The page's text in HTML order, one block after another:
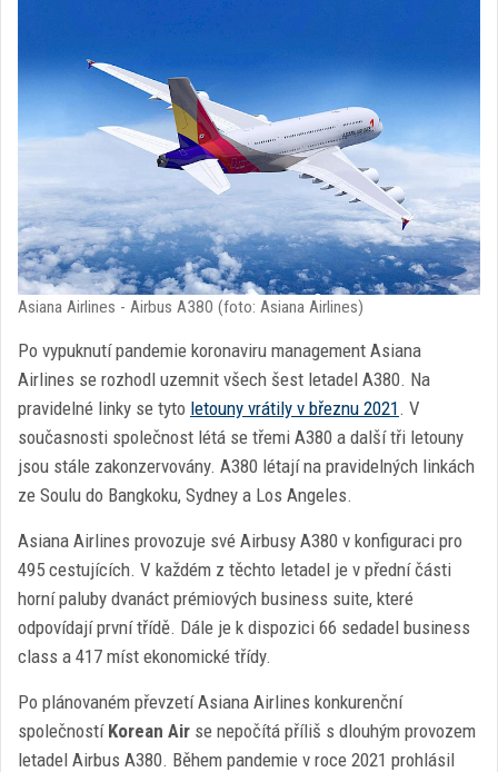
Asiana Airlines - Airbus A380 (foto: Asiana Airlines)
Po vypuknutí pandemie koronaviru management Asiana
Airlines se rozhodl uzemnit všech šest letadel A380. Na
pravidelné linky se tyto letouny vrátily v březnu 2021 . V
současnosti společnost létá se třemi A380 a další tři letouny
jsou stále zakonzervovány. A380 létají na pravidelných linkách
ze Soulu do Bangkoku, Sydney a Los Angeles.
Asiana Airlines provozuje své Airbusy A380 v konfiguraci pro
495 cestujících. V každém z těchto letadel je v přední části
horní paluby dvanáct prémiových business suite, které
odpovídají první třídě. Dále je k dispozici 66 sedadel business
class a 417 míst ekonomické třídy.
Po plánovaném převzetí Asiana Airlines konkurenční
společností Korean Air se nepočítá příliš s dlouhým provozem
letadel Airbus A380. Během pandemie v roce 2021 prohlásil